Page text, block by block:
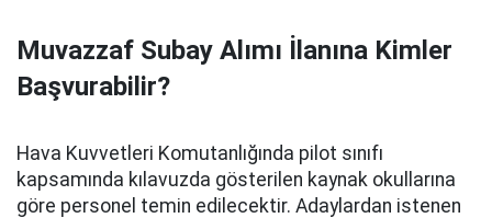
Muvazzaf Subay Alımı İlanına Kimler
Başvurabilir?
Hava Kuvvetleri Komutanlığında pilot sınıfı
kapsamında kılavuzda gösterilen kaynak okullarına
göre personel temin edilecektir. Adaylardan istenen